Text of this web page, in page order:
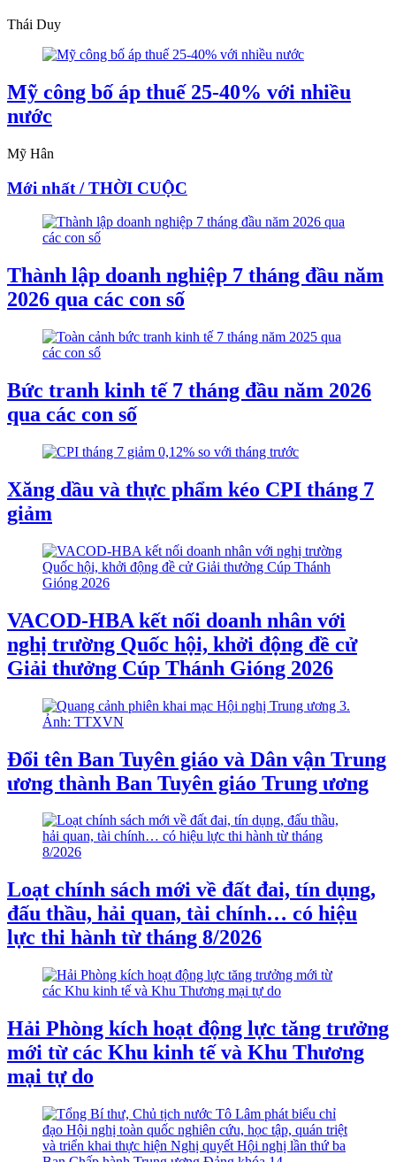
Thái Duy
Mỹ công bố áp thuế 25-40% với nhiều
nước
Mỹ Hân
Mới nhất / THỜI CUỘC
Thành lập doanh nghiệp 7 tháng đầu năm
2026 qua các con số
Bức tranh kinh tế 7 tháng đầu năm 2026
qua các con số
Xăng dầu và thực phẩm kéo CPI tháng 7
giảm
VACOD-HBA kết nối doanh nhân với
nghị trường Quốc hội, khởi động đề cử
Giải thưởng Cúp Thánh Gióng 2026
Đổi tên Ban Tuyên giáo và Dân vận Trung
ương thành Ban Tuyên giáo Trung ương
Loạt chính sách mới về đất đai, tín dụng,
đấu thầu, hải quan, tài chính… có hiệu
lực thi hành từ tháng 8/2026
Hải Phòng kích hoạt động lực tăng trưởng
mới từ các Khu kinh tế và Khu Thương
mại tự do